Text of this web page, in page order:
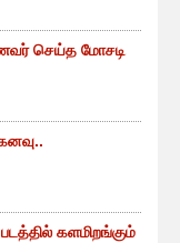
செய்த மோசடி
களமிறங்கும்